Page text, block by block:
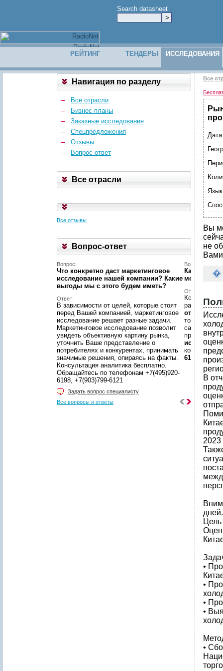
Search datasheet
РЕЙТИНГ ТЕНДЕРЫ ИССЛЕДОВАНИЯ
Навигация по разделу
Все отрасли
Бизнес-планы
Заказные исследования
Спецпредложения
Отзывы
Вопрос-ответ
Все отрасли
Все отзывы
Вопрос-ответ
Вопрос:
Что конкретно даст маркетинговое
исследование нашей компании? Какие
выгоды мы c этого будем иметь?
Ответ:
В зависимости от целей, которые стоят
перед Вашей компанией, маркетинговое
исследование решает разные задачи.
Маркетинговое исследование позволит
увидеть объективную картину рынка,
уточнить Ваше представление о
потребителях и конкурентах, принимать
значимые решения, опираясь на факты.
Консультация аналитика бесплатно.
Обращайтесь по телефонам +7(495)920-
6198, +7(903)799-6121
Вопрос:
Как найти
можете
Ответ:
Конечно
размещено
отчетов,
только
самой
предложить
6198,
Задать вопрос специалисту
Все вопросы и ответы
Все
Вы
не
В
2023
дней.
•
•
•
•
•